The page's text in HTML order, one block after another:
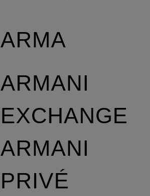
ARMA
ARMANI
EXCHANGE
ARMANI
PRIVÉ